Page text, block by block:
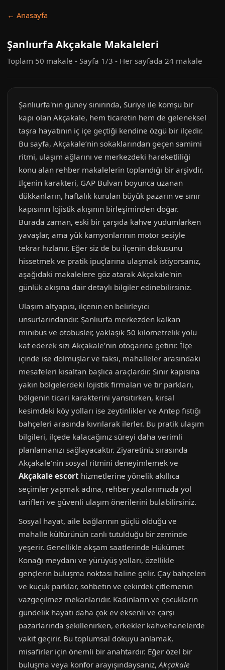
← Anasayfa
Şanlıurfa Akçakale Makaleleri
Toplam 50 makale - Sayfa 1/3 - Her sayfada 24 makale
Şanlıurfa'nın güney sınırında, Suriye ile komşu bir
kapı olan Akçakale, hem ticaretin hem de geleneksel
taşra hayatının iç içe geçtiği kendine özgü bir ilçedir.
Bu sayfa, Akçakale’nin sokaklarından geçen samimi
ritmi, ulaşım ağlarını ve merkezdeki hareketliliği
konu alan rehber makalelerin toplandığı bir arşivdir.
İlçenin karakteri, GAP Bulvarı boyunca uzanan
dükkanların, haftalık kurulan büyük pazarın ve sınır
kapısının lojistik akışının birleşiminden doğar.
Burada zaman, eski bir çarşıda kahve yudumlarken
yavaşlar, ama yük kamyonlarının motor sesiyle
tekrar hızlanır. Eğer siz de bu ilçenin dokusunu
hissetmek ve pratik ipuçlarına ulaşmak istiyorsanız,
aşağıdaki makalelere göz atarak Akçakale'nin
günlük akışına dair detaylı bilgiler edinebilirsiniz.
Ulaşım altyapısı, ilçenin en belirleyici
unsurlarındandır. Şanlıurfa merkezden kalkan
minibüs ve otobüsler, yaklaşık 50 kilometrelik yolu
kat ederek sizi Akçakale’nin otogarına getirir. İlçe
içinde ise dolmuşlar ve taksi, mahalleler arasındaki
mesafeleri kısaltan başlıca araçlardır. Sınır kapısına
yakın bölgelerdeki lojistik firmaları ve tır parkları,
bölgenin ticari karakterini yansıtırken, kırsal
kesimdeki köy yolları ise zeytinlikler ve Antep fıstığı
bahçeleri arasında kıvrılarak ilerler. Bu pratik ulaşım
bilgileri, ilçede kalacağınız süreyi daha verimli
planlamanızı sağlayacaktır. Ziyaretiniz sırasında
Akçakale’nin sosyal ritmini deneyimlemek ve
Akçakale escort hizmetlerine yönelik akıllıca
seçimler yapmak adına, rehber yazılarımızda yol
tarifleri ve güvenli ulaşım önerilerini bulabilirsiniz.
Sosyal hayat, aile bağlarının güçlü olduğu ve
mahalle kültürünün canlı tutulduğu bir zeminde
yeşerir. Genellikle akşam saatlerinde Hükümet
Konağı meydanı ve yürüyüş yolları, özellikle
gençlerin buluşma noktası haline gelir. Çay bahçeleri
ve küçük parklar, sohbetin ve çekirdek çitlemenin
vazgeçilmez mekanlarıdır. Kadınların ve çocukların
gündelik hayatı daha çok ev eksenli ve çarşı
pazarlarında şekillenirken, erkekler kahvehanelerde
vakit geçirir. Bu toplumsal dokuyu anlamak,
misafirler için önemli bir anahtardır. Eğer özel bir
buluşma veya konfor arayışındaysanız,Akçakale